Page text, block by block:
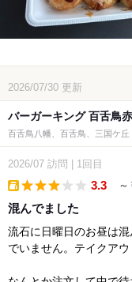
2026/07/30 更新
バーガーキング 百舌鳥
百舌鳥八幡、百舌鳥、三国ケ丘
2026/07 訪問 1回目
3.3 ～
混んでました
流石に日曜日のお昼は
でいません。テイクア